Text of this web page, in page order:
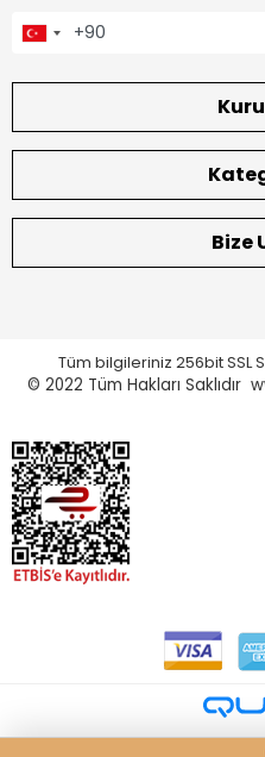
Bize
Tüm bilgileriniz 256bit SSL
© 2022 Tüm Hakları